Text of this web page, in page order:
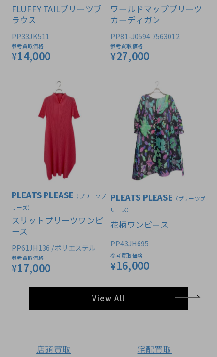
FLUFFY TAILプリーツブ
ラウス
PP33JK511
参考買取価格
¥14,000
ワールドマッププリーツ
カーディガン
PP81-J0594 7563012
参考買取価格
¥27,000
PLEATS PLEASE （プリーツプ
リーズ）
スリットプリーツワンピ
ース
PP61JH136 /ポリエステル
参考買取価格
¥17,000
PLEATS PLEASE （プリーツプ
リーズ）
花柄ワンピース
PP43JH695
参考買取価格
¥16,000
View All
店頭買取 宅配買取